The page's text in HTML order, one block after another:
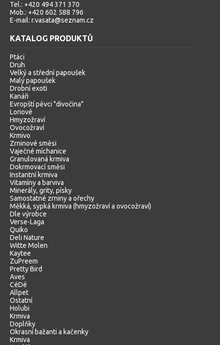
Tel.: +420 494 371 370
Mob.: +420 602 588 796
E-mail: r.vasata@seznam.cz
KATALOG PRODUKTŮ
Ptáci
Druh
Velký a střední papoušek
Malý papoušek
Drobní exoti
Kanáři
Evropští pěvci "divočina"
Loriové
Hmyzožraví
Ovocožraví
Krmivo
Zrninové směsi
Vaječné míchanice
Granulovaná krmiva
Dokrmovací směsi
Instantní krmiva
Vitamíny a barviva
Minerály, grity, písky
Samostatné zrniny a ořechy
Měkká, sypká krmiva (hmyzožraví a ovocožraví)
Dle výrobce
Verse-Laga
Quiko
Deli Nature
Witte Molen
Kaytee
ZuPreem
Pretty Bird
Aves
CéDé
Allpet
Ostatní
Holubi
Krmiva
Doplňky
Okrasní bažanti a kačenky
Krmiva